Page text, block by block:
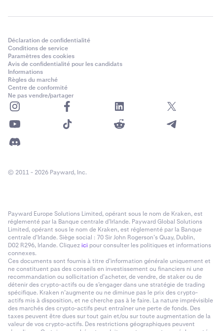
Déclaration de confidentialité
Conditions de service
Paramètres des cookies
Avis de confidentialité pour les candidats
Informations
Règles du marché
Centre de conformité
Ne pas vendre/partager
© 2011 - 2026 Payward, Inc.
Payward Europe Solutions Limited, opérant sous le nom de Kraken, est
réglementé par la Banque centrale d’Irlande. Payward Global Solutions
Limited, opérant sous le nom de Kraken, est réglementé par la Banque
centrale d’Irlande. Siège social : 70 Sir John Rogerson’s Quay, Dublin,
D02 R296, Irlande. Cliquezici pour consulter les politiques et informations
connexes.
Ces documents sont fournis à titre d’information générale uniquement et
ne constituent pas des conseils en investissement ou financiers ni une
recommandation ou sollicitation d’acheter, de vendre, de staker ou de
détenir des crypto-actifs ou de s’engager dans une stratégie de trading
spécifique. Kraken n’augmente ou ne diminue pas le prix des crypto-
actifs mis à disposition, et ne cherche pas à le faire. La nature imprévisible
des marchés des crypto-actifs peut entraîner une perte de fonds. Des
taxes peuvent être dues sur tout gain et/ou sur toute augmentation de la
valeur de vos crypto-actifs. Des restrictions géographiques peuvent